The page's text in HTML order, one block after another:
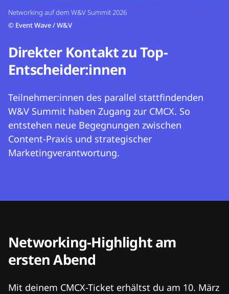
Networking auf dem W&V Summit 2026
© Event Wave / W&V
Direkter Kontakt zu Top-
Entscheider:innen
Teilnehmer:innen des parallel stattfindenden
W&V Summit haben Zugang zur CMCX. So
entstehen neue Begegnungen zwischen
Content-Praxis und strategischer
Marketingverantwortung.
Networking-Highlight am
ersten Abend
Mit deinem CMCX-Ticket erhältst du am 10. März